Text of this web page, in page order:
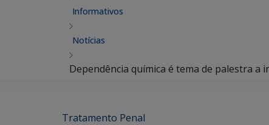
Informativos
Notícias
Dependência química é tema de palestra a
Tratamento Penal